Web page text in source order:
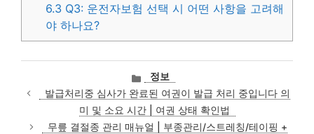
6.3 Q3: 운전자보험 선택 시 어떤 사항을 고려해
야 하나요?
카
테
고
리
정보
발급처리중 심사가 완료된 여권이 발급 처리 중입니다 의
미 및 소요 시간 | 여권 상태 확인법
무릎 결절종 관리 매뉴얼 | 부종관리/스트레칭/테이핑 +